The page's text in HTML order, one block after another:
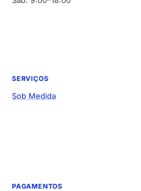
SERVIÇOS
Sob Medida
PAGAMENTOS